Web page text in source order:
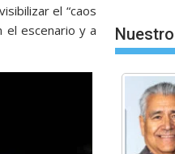
el “caos
el escenario y a